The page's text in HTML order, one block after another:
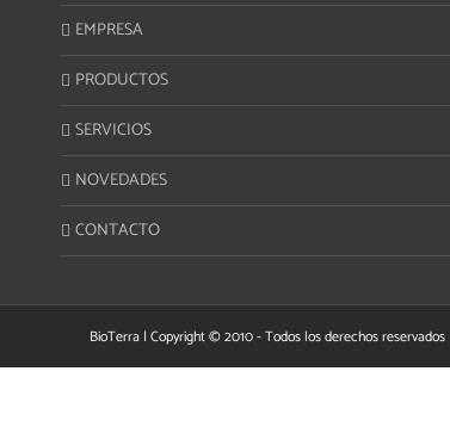
EMPRESA
PRODUCTOS
SERVICIOS
NOVEDADES
CONTACTO
BioTerra | Copyright © 2010 - Todos los derechos reservados